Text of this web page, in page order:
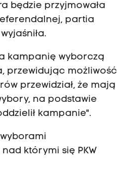
będzie przyjmowała
partia
kampanię wyborczą
przewidując możliwość
przewidział, że mają
na podstawie
kampanie".
którymi się PKW